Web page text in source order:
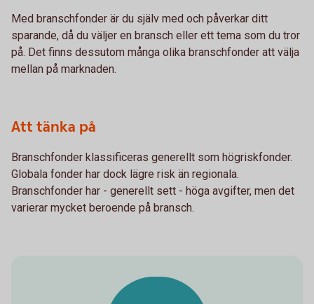
Med branschfonder är du själv med och påverkar ditt
sparande, då du väljer en bransch eller ett tema som du tror
på. Det finns dessutom många olika branschfonder att välja
mellan på marknaden.
Att tänka på
Branschfonder klassificeras generellt som högriskfonder.
Globala fonder har dock lägre risk än regionala.
Branschfonder har - generellt sett - höga avgifter, men det
varierar mycket beroende på bransch.